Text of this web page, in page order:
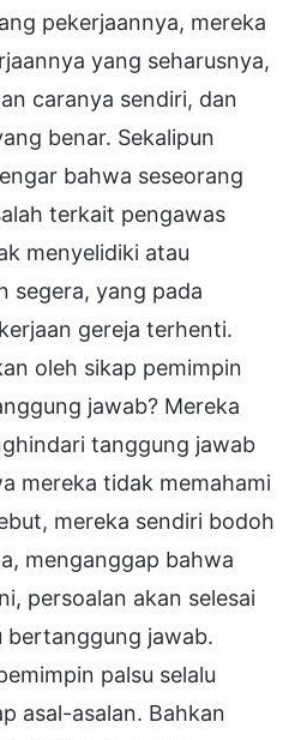
pekerjaannya, mereka
yang seharusnya,
caranya sendiri, dan
benar. Sekalipun
bahwa seseorang
terkait pengawas
menyelidiki atau
segera, yang pada
gereja terhenti.
oleh sikap pemimpin
jawab? Mereka
tanggung jawab
mereka tidak memahami
mereka sendiri bodoh
menganggap bahwa
persoalan akan selesai
bertanggung jawab.
palsu selalu
asal-asalan. Bahkan